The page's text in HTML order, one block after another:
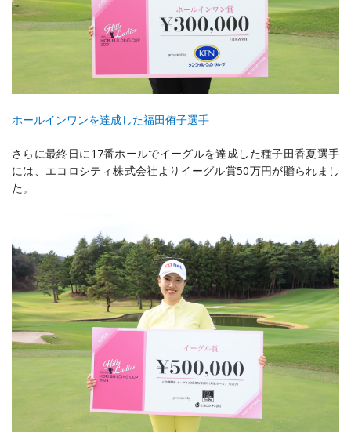
ホールインワンを達成した福田侑子選手
さらに最終日に 17番ホールでイーグルを達成した種子田香夏選手
には、エコロシティ株式会社よりイーグル賞50万円が贈られまし
た。